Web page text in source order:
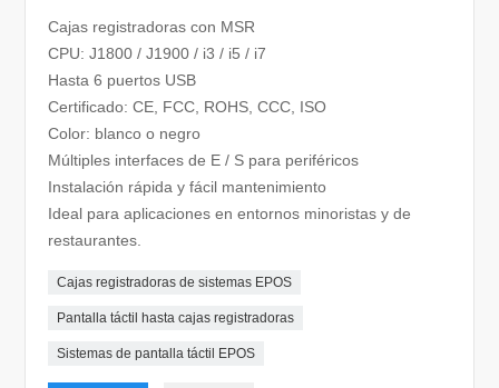
Cajas registradoras con MSR
CPU: J1800 / J1900 / i3 / i5 / i7
Hasta 6 puertos USB
Certificado: CE, FCC, ROHS, CCC, ISO
Color: blanco o negro
Múltiples interfaces de E / S para periféricos
Instalación rápida y fácil mantenimiento
Ideal para aplicaciones en entornos minoristas y de
restaurantes.
Cajas registradoras de sistemas EPOS
Pantalla táctil hasta cajas registradoras
Sistemas de pantalla táctil EPOS